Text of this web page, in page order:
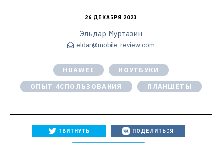
26 ДЕКАБРЯ 2023
Эльдар Муртазин
eldar@mobile-review.com
HUAWEI
НОУТБУКИ
ОПЫТ ИСПОЛЬЗОВАНИЯ
ПЛАНШЕТЫ
ТВИТНУТЬ ПОДЕЛИТЬСЯ